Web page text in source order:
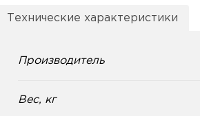
Технические характеристики
Производитель
Вес, кг